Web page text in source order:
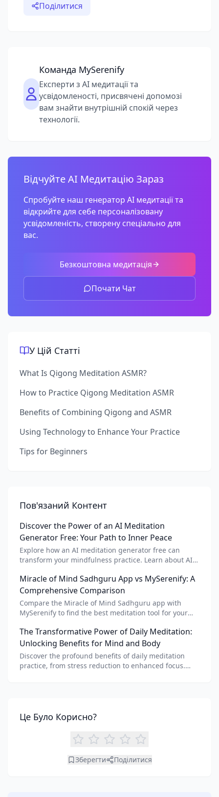
Поділитися
Команда MySerenify
Експерти з AI медитації та
усвідомленості, присвячені допомозі
вам знайти внутрішній спокій через
технології.
Відчуйте AI Медитацію Зараз
Спробуйте наш генератор AI медитації та
відкрийте для себе персоналізовану
усвідомленість, створену спеціально для
вас.
Безкоштовна медитація
Почати Чат
У Цій Статті
What Is Qigong Meditation ASMR?
How to Practice Qigong Meditation ASMR
Benefits of Combining Qigong and ASMR
Using Technology to Enhance Your Practice
Tips for Beginners
Пов'язаний Контент
Discover the Power of an AI Meditation
Generator Free: Your Path to Inner Peace
Explore how an AI meditation generator free can
transform your mindfulness practice. Learn about AI
meditation for personalized calm.
Miracle of Mind Sadhguru App vs MySerenify: A
Comprehensive Comparison
Compare the Miracle of Mind Sadhguru app with
MySerenify to find the best meditation tool for your
benefits of each.
The Transformative Power of Daily Meditation:
Unlocking Benefits for Mind and Body
Discover the profound benefits of daily meditation
practice, from stress reduction to enhanced focus.
Це Було Корисно?
Зберегти Поділитися